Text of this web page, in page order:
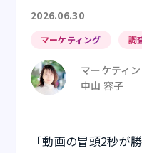
2026.06.30
マーケティング 調
マーケティ
中山 容子
「動画の冒頭2秒が